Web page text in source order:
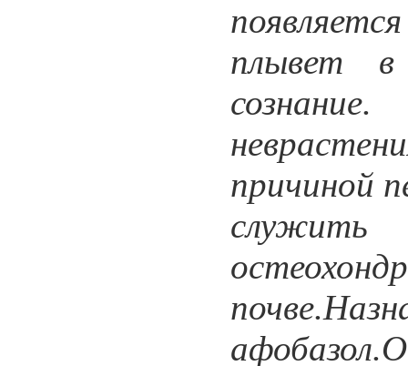
плывет в
причиной